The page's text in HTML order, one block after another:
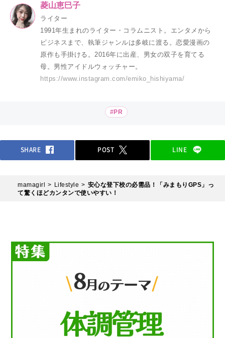
菱山恵巳子
ライター
1991年生まれのライター・コラムニスト。エンタメから
ビジネスまで、執筆ジャンルは多岐に渡る。恋愛漫画の
原作も手掛ける。2016年に出産、男女の双子を育てる
母。男性アイドルウォッチャー。
https://www.instagram.com/emiko_hishiyama/
#PR
SHARE POST LINE
mamagirl Lifestyle
安心な登下校の必需品！「みまもりGPS」っ
て驚くほどカンタンで使いやすい！